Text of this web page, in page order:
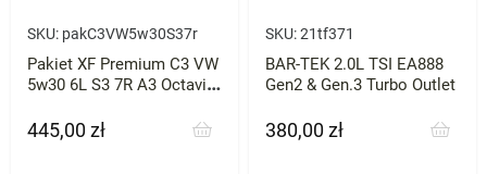
SKU: pakC3VW5w30S37r
Pakiet XF Premium C3 VW
5w30 6L S3 7R A3 Octavia
Cena
445,00 zł
SKU:21tf371
BAR-TEK 2.0L TSI EA888
Gen2 & Gen.3 Turbo Outlet
Cena
380,00 zł